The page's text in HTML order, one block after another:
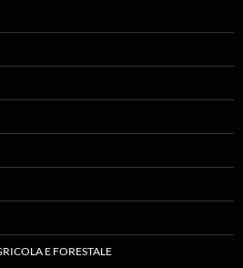
E FORESTALE